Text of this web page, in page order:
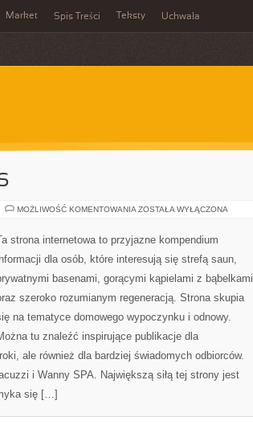
Market Spis Treści Teksty Uchwała
MOŻLIWOŚĆ KOMENTOWANIA LIFESTYLE
ZOSTAŁA WYŁĄCZONA
strona internetowa to przyjazne kompendium
dla osób, które interesują się strefą saun,
basenami, gorącymi kąpielami z bąbelkami
szeroko rozumianym regeneracją. Strona skupia
na tematyce domowego wypoczynku i odnowy.
tu znaleźć inspirujące publikacje dla
ale również dla bardziej świadomych odbiorców.
i Wanny SPA. Największą siłą tej strony jest
się […]